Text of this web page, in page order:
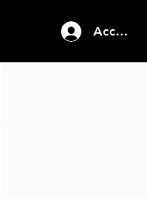
Accedi